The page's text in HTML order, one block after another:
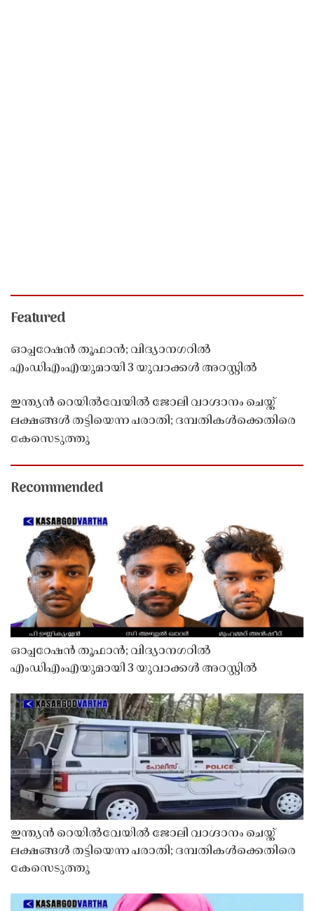
Featured
ഓപ്പറേഷൻ തൂഫാൻ; വിദ്യാനഗറിൽ
എംഡിഎംഎയുമായി 3 യുവാക്കൾ അറസ്റ്റിൽ
ഇന്ത്യൻ റെയിൽവേയിൽ ജോലി വാഗ്ദാനം ചെയ്ത്
ലക്ഷങ്ങൾ തട്ടിയെന്ന പരാതി; ദമ്പതികൾക്കെതിരെ
കേസെടുത്തു
Recommended
ഓപ്പറേഷൻ തൂഫാൻ; വിദ്യാനഗറിൽ
എംഡിഎംഎയുമായി 3 യുവാക്കൾ അറസ്റ്റിൽ
ഇന്ത്യൻ റെയിൽവേയിൽ ജോലി വാഗ്ദാനം ചെയ്ത്
ലക്ഷങ്ങൾ തട്ടിയെന്ന പരാതി; ദമ്പതികൾക്കെതിരെ
കേസെടുത്തു